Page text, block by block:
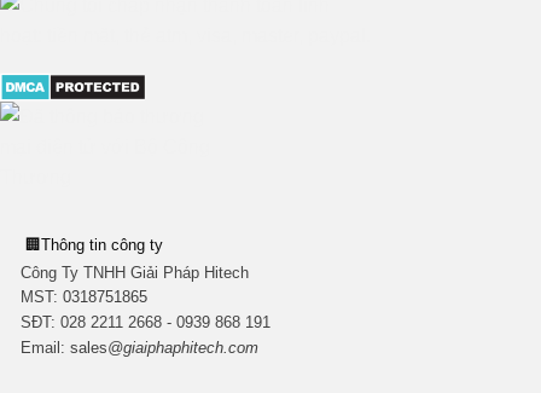
🏢Thông tin công ty
Công Ty TNHH Giải Pháp Hitech
MST: 0318751865
SĐT: 028 2211 2668 - 0939 868 191
Email: sales@giaiphaphitech.com